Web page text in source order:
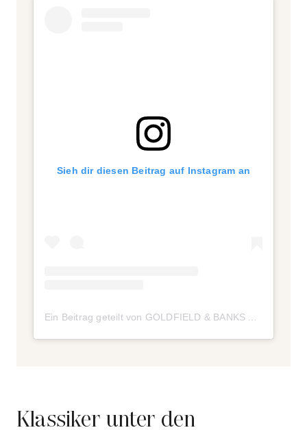
Sieh dir diesen Beitrag auf Instagram an
Klassiker unter den